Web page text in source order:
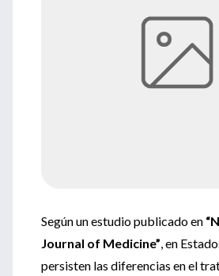
Según un estudio publicado en
Journal of Medicine”, en
persisten las diferencias en el